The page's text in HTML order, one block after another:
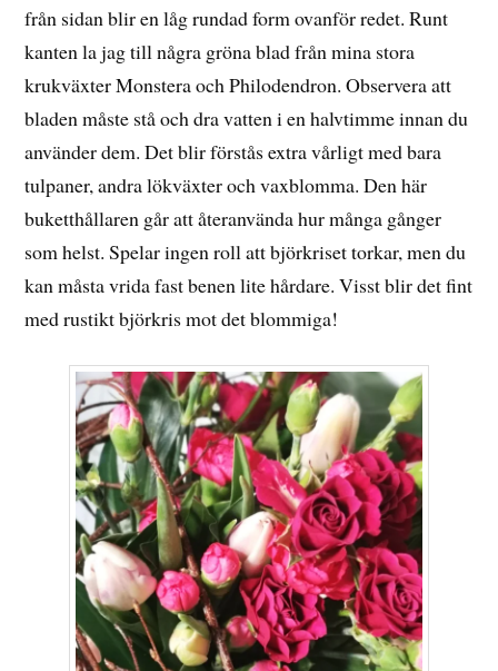
från sidan blir en låg rundad form ovanför redet. Runt
kanten la jag till några gröna blad från mina stora
krukväxter Monstera och Philodendron. Observera att
bladen måste stå och dra vatten i en halvtimme innan du
använder dem. Det blir förstås extra vårligt med bara
tulpaner, andra lökväxter och vaxblomma. Den här
buketthållaren går att återanvända hur många gånger
som helst. Spelar ingen roll att björkriset torkar, men du
kan måsta vrida fast benen lite hårdare. Visst blir det fint
med rustikt björkris mot det blommiga!